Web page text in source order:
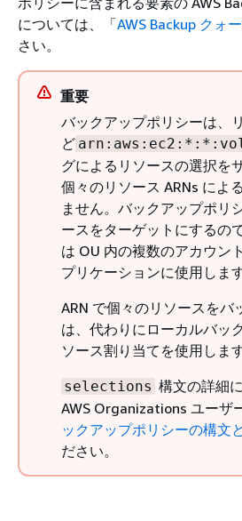
については、「AWS Backup クォ
さい。
重要
バックアップポリシーは、
ど
グによるリソースの選択を
個々のリソース ARNs によ
ません。バックアップポリ
ースをターゲットにするの
は OU 内の複数のアカウン
プリケーションに使用します
ARN で個々のリソースをバ
は、代わりにローカルバッ
ソース割り当てを使用します
selections 構文の詳細
AWS Organizations ユーザ
ックアップポリシーの構文
ださい。